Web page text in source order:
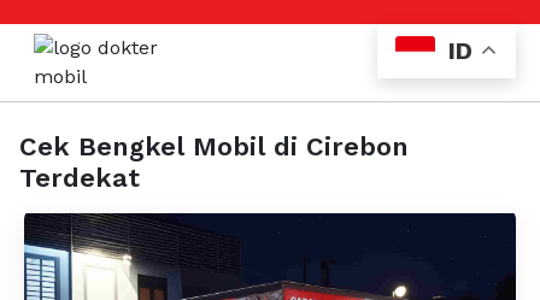
Cek Bengkel Mobil di Cirebon
Terdekat
ID